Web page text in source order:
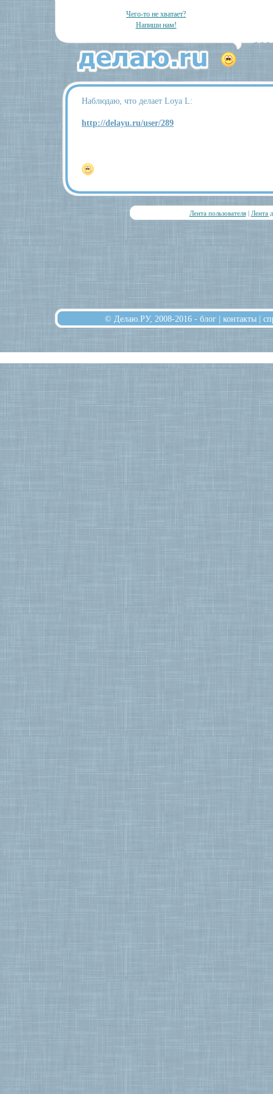
Чего-то не хватает?
Напиши нам!
Наблюдаю, что делает Loya L:
http://delayu.ru/user/289
Лента пользователя| Лента
© Делаю.РУ, 2008-2016 - блог | контакты |